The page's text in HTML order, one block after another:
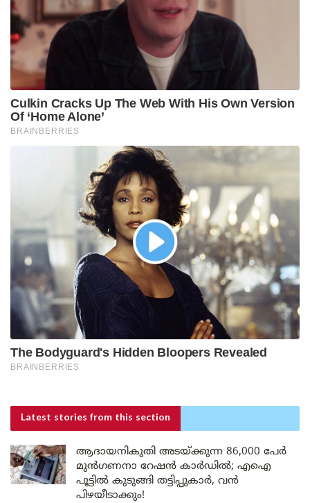
Latest stories from this section
ആദായനികുതി അടയ്ക്കുന്ന 86,000 പേർ
മുൻഗണനാ റേഷൻ കാർഡിൽ; എഐ
പൂട്ടിൽ കുടുങ്ങി തട്ടിപ്പുകാർ, വൻ
പിഴയീടാക്കും!